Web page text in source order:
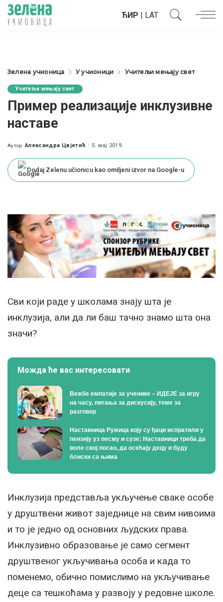
ЋИР | LAT
Зелена учионица У учионици Учитељи мењају свет
Учитељи мењају свет
Пример реализације инклузивне
наставе
Posted
Аутор: Александра Цвјетић 5. мај 2019.
Dodaj Zelenu učionicu kao omiljeni izvor na Google-u
Сви који раде у школама знају шта је
инклузија, али да ли баш тачно знамо шта она
значи?
Можда ће вас интересовати
Вежбе емпатије за ученике – ИДЕЈЕ за игру
на часу, питања за дискусију, теме за
разговор
Наставница Ружица коју су ђаци испратили у
пензију уз песму и сузе: Наставници треба да
воле свој посао, да осећају децу и буду
блиски са њима
Инклузија представља укључење сваке особе
у друштвени живот заједнице на свим нивоима
и то је једно од основних људских права.
Инклузивно образовање је само сегмент
друштвеног укључивања особа и када то
поменемо, обично помислимо на укључивање
деце са тешкоћама у развоју у редовне школе.